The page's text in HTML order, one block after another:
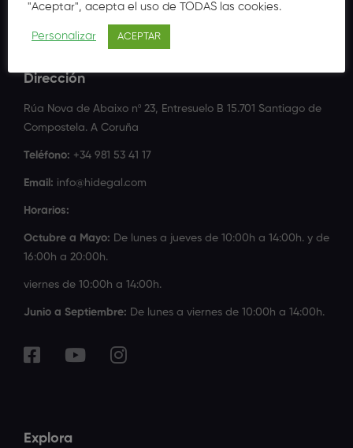
Dirección
Rúa Nova de Abaixo nº 23, Entresuelo B 15.701 Santiago de
Compostela. A Coruña
Teléfono: +34 981 53 41 17
Email: info@hidegal.com
Horarios:
Octubre a Mayo: De lunes a jueves de 10:00h a 14:00h. y de
16:00h a 20:00h.
viernes de 10:00h a 14:00h.
Junio a Septiembre: De lunes a viernes de 10:00h a 14:00h.
Explora
"Aceptar", acepta el uso de TODAS las cookies.
Personalizar ACEPTAR